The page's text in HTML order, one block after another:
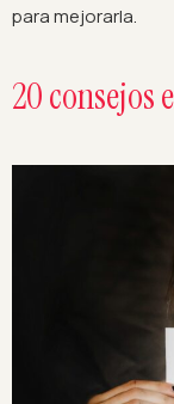
para mejorarla.
20 consejos